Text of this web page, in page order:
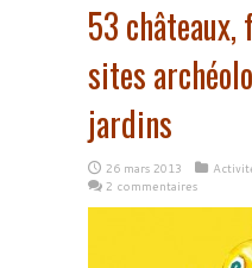
53 châteaux,
sites
jardins
26 mars 2013
2 commentaires